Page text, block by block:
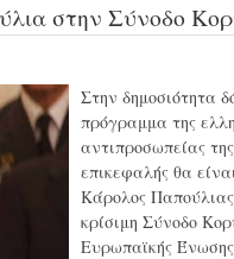
στην Σύνοδο
Στην δημοσιότητα
πρόγραμμα της
αντιπροσωπείας
επικεφαλής θα
Κάρολος
κρίσιμη Σύνοδο
Ευρωπαϊκής